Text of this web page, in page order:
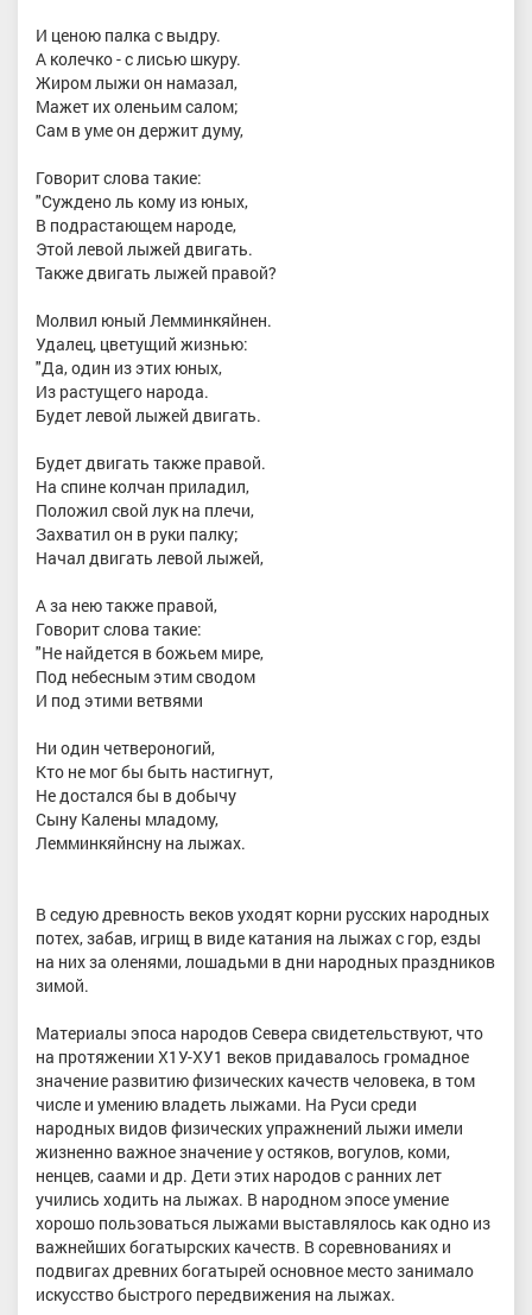
И ценою палка с выдру.
А колечко - с лисью шкуру.
Жиром лыжи он намазал,
Мажет их оленьим салом;
Сам в уме он держит думу,
Говорит слова такие:
"Суждено ль кому из юных,
В подрастающем народе,
Этой левой лыжей двигать.
Также двигать лыжей правой?
Молвил юный Лемминкяйнен.
Удалец, цветущий жизнью:
"Да, один из этих юных,
Из растущего народа.
Будет левой лыжей двигать.
Будет двигать также правой.
На спине колчан приладил,
Положил свой лук на плечи,
Захватил он в руки палку;
Начал двигать левой лыжей,
А за нею также правой,
Говорит слова такие:
"Не найдется в божьем мире,
Под небесным этим сводом
И под этими ветвями
Ни один четвероногий,
Кто не мог бы быть настигнут,
Не достался бы в добычу
Сыну Калены младому,
Лемминкяйнсну на лыжах.
В седую древность веков уходят корни русских народных
потех, забав, игрищ в виде катания на лыжах с гор, езды
на них за оленями, лошадьми в дни народных праздников
зимой.
Материалы эпоса народов Севера свидетельствуют, что
на протяжении Х1У-ХУ1 веков придавалось громадное
значение развитию физических качеств человека, в том
числе и умению владеть лыжами. На Руси среди
народных видов физических упражнений лыжи имели
жизненно важное значение у остяков, вогулов, коми,
ненцев, саами и др. Дети этих народов с ранних лет
учились ходить на лыжах. В народном эпосе умение
хорошо пользоваться лыжами выставлялось как одно из
важнейших богатырских качеств. В соревнованиях и
подвигах древних богатырей основное место занимало
искусство быстрого передвижения на лыжах.